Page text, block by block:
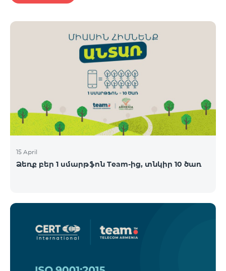
15 April
Ձեռք բեր 1 սմարթֆոն Team-ից, տնկիր 10 ծառ